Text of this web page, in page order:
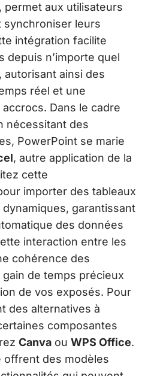
permet aux utilisateurs
synchroniser leurs
intégration facilite
depuis n’importe quel
autorisant ainsi des
réel et une
Dans le cadre
nécessitant des
PowerPoint se marie
, autre application de la
cette
importer des tableaux
garantissant
des données
interaction entre les
cohérence des
de temps précieux
de vos exposés. Pour
des alternatives à
composantes
Canva ou WPS Office.
offrent des modèles